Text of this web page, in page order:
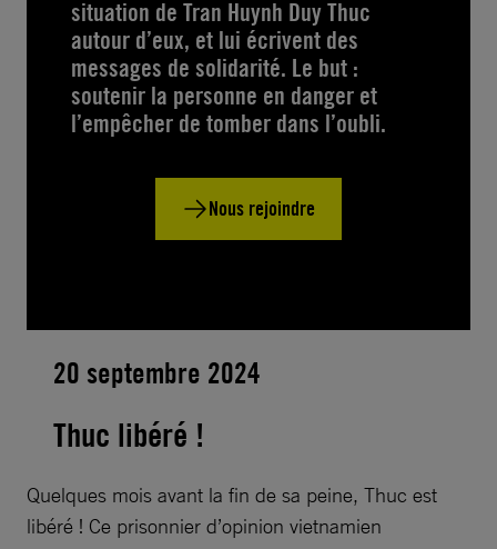
situation de Tran Huynh Duy Thuc
autour d’eux, et lui écrivent des
messages de solidarité. Le but :
soutenir la personne en danger et
l’empêcher de tomber dans l’oubli.
Nous rejoindre
20 septembre 2024
Thuc libéré !
Quelques mois avant la fin de sa peine, Thuc est
libéré ! Ce prisonnier d’opinion vietnamien